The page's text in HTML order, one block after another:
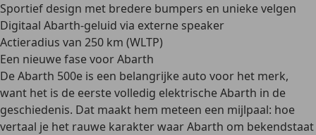
Sportief design met bredere bumpers en unieke velgen
Digitaal Abarth-geluid via externe speaker
Actieradius van 250 km (WLTP)
Een nieuwe fase voor Abarth
De Abarth 500e is een belangrijke auto voor het merk,
want het is de eerste volledig elektrische Abarth in de
geschiedenis. Dat maakt hem meteen een mijlpaal: hoe
vertaal je het rauwe karakter waar Abarth om bekendstaat